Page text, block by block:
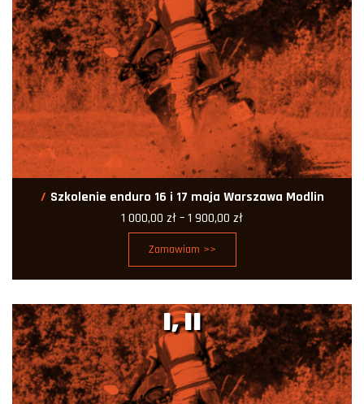
Szkolenie enduro 16 i 17 maja Warszawa Modlin
1 000,00 zł–1 900,00 złZakres
do
900,00 zł
Zamawiam >>
I, II